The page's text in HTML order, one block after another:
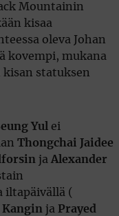
Mountainin
kisaa
oleva Johan
kovempi, mukana
kisan statuksen
Yul ei
Thongchai Jaidee
ja Alexander
iltapäivällä (
ja Prayed